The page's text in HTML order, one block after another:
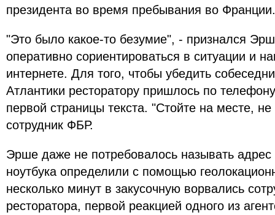
президента во время пребывания во Франции.
"Это было какое-то безумие", - признался
оперативно сориентироваться в ситуации и
интернете. Для того, чтобы убедить
Атлантики ресторатору пришлось по
первой страницы текста. "Стойте на месте, не
сотрудник ФБР.
Эрше даже не потребовалось называть
ноутбука определили с помощью
несколько минут в закусочную ворвались
ресторатора, первой реакцией одного из